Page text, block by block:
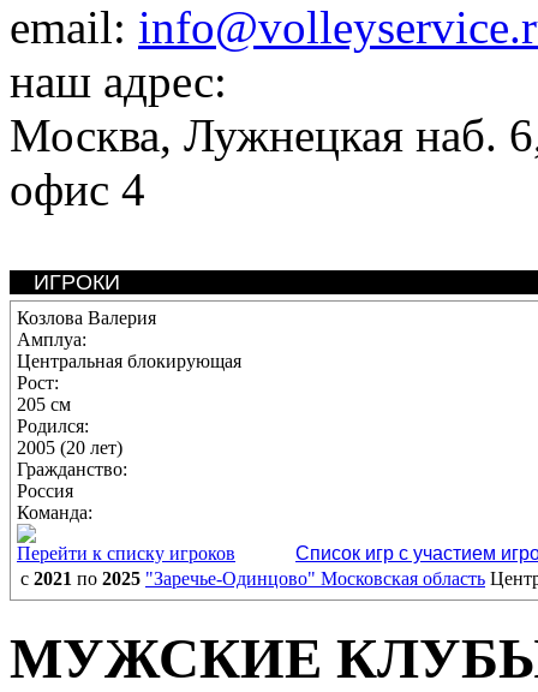
email:
наш адрес:
Москва, Лужнецкая наб.
офис 4
ИГРОКИ
Козлова Валерия
Амплуа:
Центральная блокирующая
Рост:
205 см
Родился:
2005 (20 лет)
Гражданство:
Россия
Команда:
Перейти к списку игроков
Список игр с участием
с 2021 по 2025 "Заречье-Одинцово" Московская область
МУЖСКИЕ